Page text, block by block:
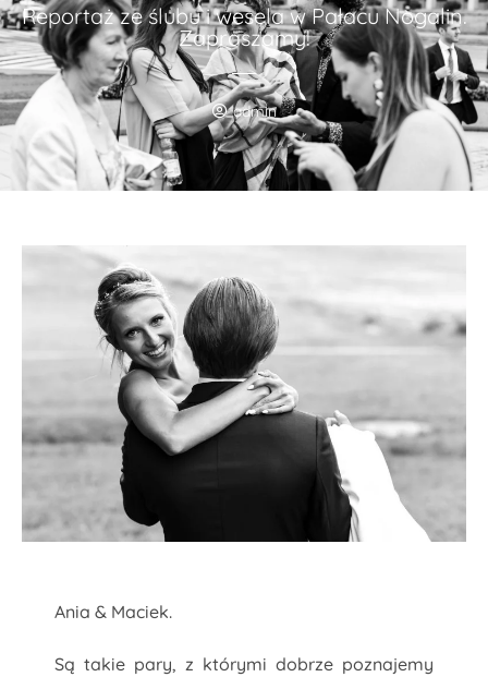
Reportaż ze ślubu i wesela w Pałacu Nogalin.
Zapraszamy!
admin
Ania & Maciek.
Są takie pary, z którymi dobrze poznajemy